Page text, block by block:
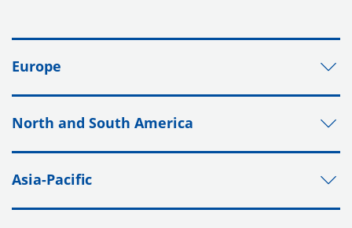
Europe
North and South America
Asia-Pacific